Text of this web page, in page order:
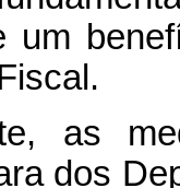
um
as
dos